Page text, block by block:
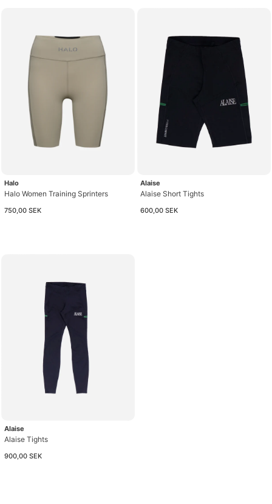
Halo
Halo Women Training Sprinters
750,00 SEK
Alaise
Alaise Short Tights
600,00 SEK
Alaise
Alaise Tights
900,00 SEK